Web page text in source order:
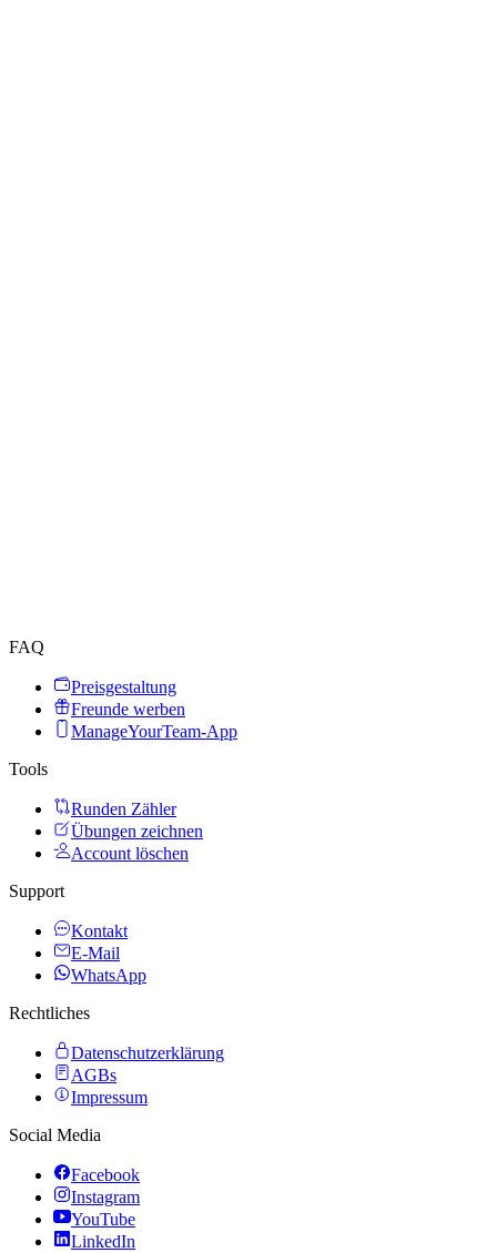
FAQ
Preisgestaltung
Freunde werben
ManageYourTeam-App
Tools
Runden Zähler
Übungen zeichnen
Account löschen
Support
Kontakt
E-Mail
WhatsApp
Rechtliches
Datenschutzerklärung
AGBs
Impressum
Social Media
Facebook
Instagram
YouTube
LinkedIn